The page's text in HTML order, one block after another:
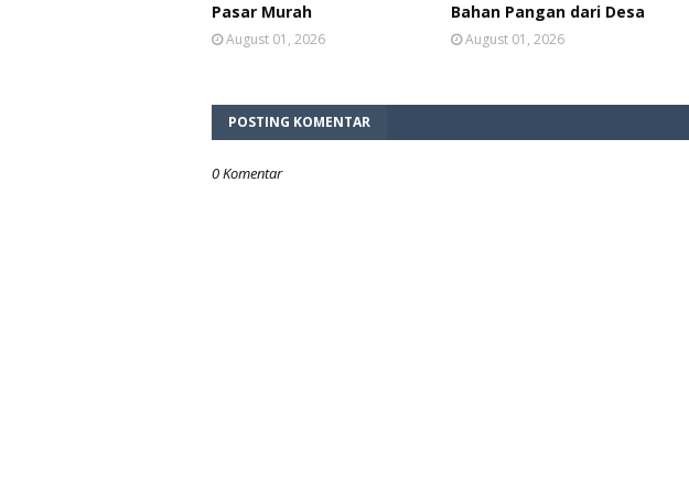
Pasar Murah
August 01, 2026
Bahan Pangan dari Desa
August 01, 2026
POSTING KOMENTAR
0 Komentar